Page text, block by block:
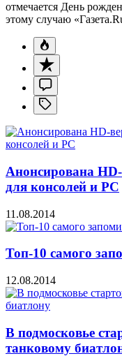
отмечается День
этому случаю
Анонсирована
для консолей и PC
11.08.2014
Топ-10 самого
12.08.2014
В подмосковье
танковому